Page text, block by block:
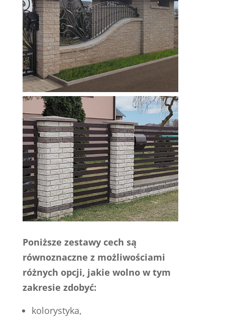
Poniższe zestawy cech są
równoznaczne z możliwościami
różnych opcji, jakie wolno w tym
zakresie zdobyć:
kolorystyka,